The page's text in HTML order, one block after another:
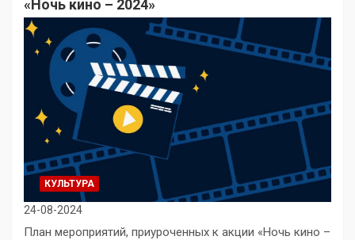
«Ночь кино – 2024»
КУЛЬТУРА
24-08-2024
План мероприятий, приуроченных к акции «Ночь кино –